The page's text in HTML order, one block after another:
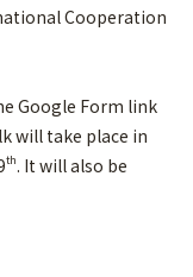
Cooperation
Google Form link
will take place in
th. It will also be